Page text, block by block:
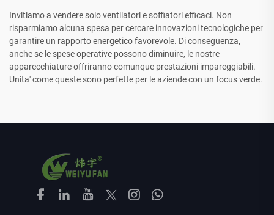
Invitiamo a vendere solo ventilatori e soffiatori efficaci. Non
risparmiamo alcuna spesa per cercare innovazioni tecnologiche per
garantire un rapporto energetico favorevole. Di conseguenza,
anche se le spese operative possono diminuire, le nostre
apparecchiature offriranno comunque prestazioni impareggiabili.
Unita' come queste sono perfette per le aziende con un focus verde.